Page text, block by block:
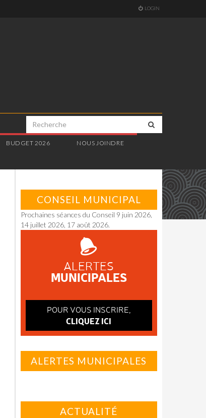
LOGIN
BUDGET 2026 NOUS JOINDRE
CONSEIL MUNICIPAL
Prochaines séances du Conseil 9 juin 2026,
14 juillet 2026, 17 août 2026.
ALERTES
MUNICIPALES
POUR VOUS INSCRIRE,
CLIQUEZ ICI
ALERTES MUNICIPALES
ACTUALITÉ